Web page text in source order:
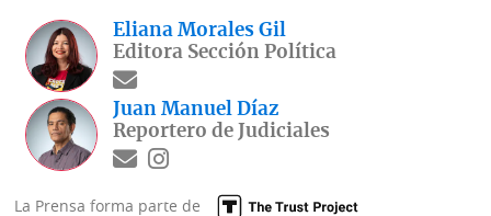
Eliana Morales Gil
Editora Sección Política
Juan Manuel Díaz
Reportero de Judiciales
La Prensa forma parte de